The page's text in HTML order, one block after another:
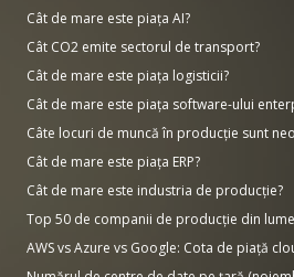
Cât de mare este piața AI?
Cât CO2 emite sectorul de transport?
Cât de mare este piața logisticii?
Cât de mare este piața software-ului
Câte locuri de muncă în producție sunt
Cât de mare este piața ERP?
Cât de mare este industria de producție?
Top 50 de companii de producție din
AWS vs Azure vs Google: Cota de piață